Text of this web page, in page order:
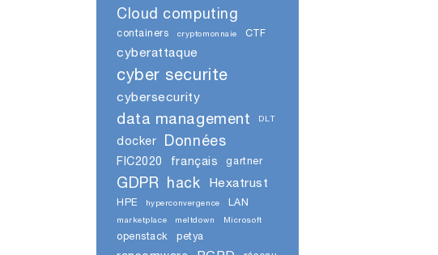
Cloud computing
containers cryptomonnaie CTF
cyberattaque
cyber securite
cybersecurity
data management DLT
docker Données
FIC2020 français gartner
GDPR hack Hexatrust
HPE hyperconvergence LAN
marketplace meltdown Microsoft
openstack petya